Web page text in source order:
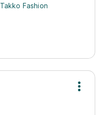
Takko Fashion